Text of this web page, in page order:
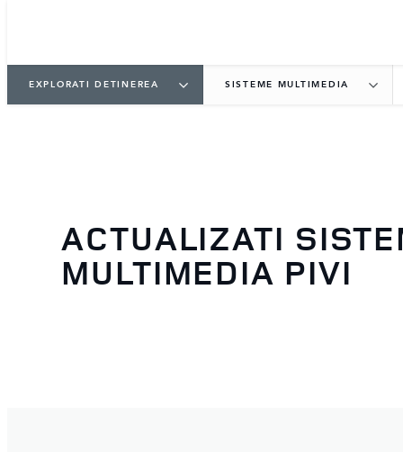
EXPLORATI DETINEREA SISTEME MULTIMEDIA
ACTUALIZATI
MULTIMEDIA PIVI